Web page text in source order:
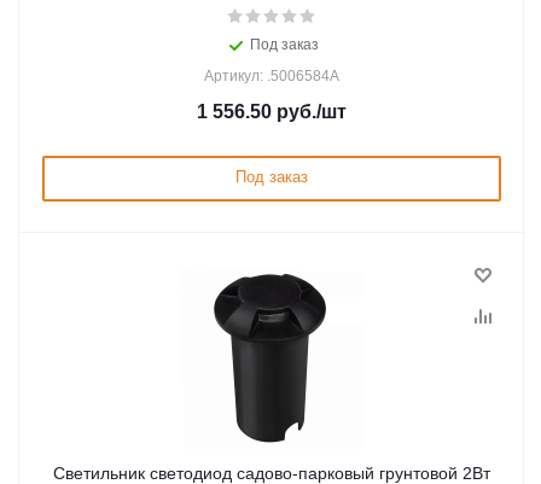
Под заказ
Артикул: .5006584A
1 556.50 руб./шт
Под заказ
Светильник светодиод садово-парковый грунтовой 2Вт